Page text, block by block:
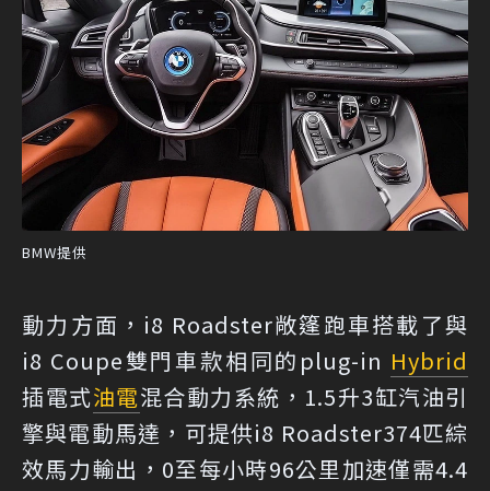
BMW提供
動力方面，i8 Roadster敞篷跑車搭載了與
i8 Coupe雙門車款相同的plug-in Hybrid
插電式油電混合動力系統，1.5升3缸汽油引
擎與電動馬達，可提供i8 Roadster374匹綜
效馬力輸出，0至每小時96公里加速僅需4.4